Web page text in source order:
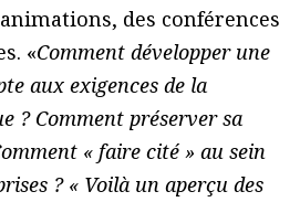
des conférences
«Comment développer une
aux exigences de la
? Comment préserver sa
« faire cité » au sein
? « Voilà un aperçu des